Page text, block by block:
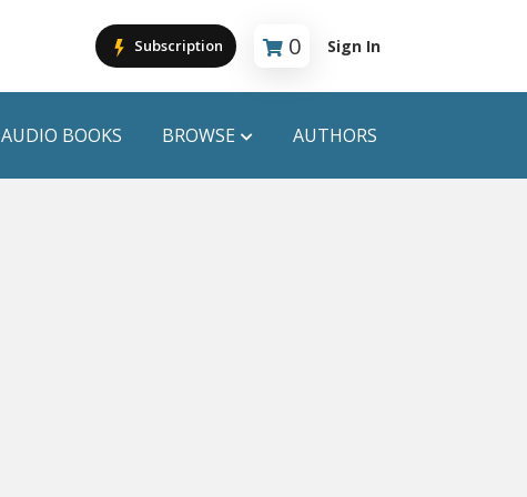
Subscription 0
Cart is empty
Sign In
AUDIO BOOKS BROWSE AUTHORS